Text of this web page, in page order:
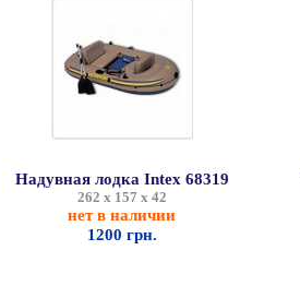
Надувная лодка Intex 68319
262 х 157 х 42
нет в наличии
1200 грн.